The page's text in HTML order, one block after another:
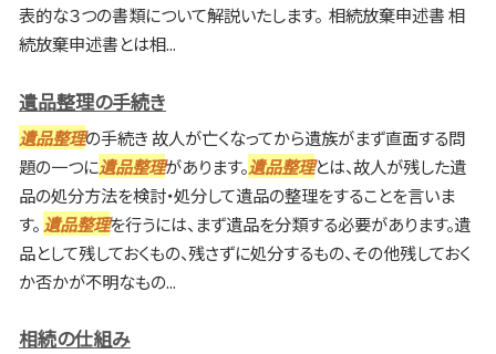
表的な３つの書類について解説いたします。 相続放棄申述書 相
続放棄申述書とは相...
遺品整理の手続き
遺品整理の手続き 故人が亡くなってから遺族がまず直面する問
題の一つに遺品整理があります。遺品整理とは、故人が残した遺
品の処分方法を検討・処分して遺品の整理をすることを言いま
す。 遺品整理を行うには、まず遺品を分類する必要があります。遺
品として残しておくもの、残さずに処分するもの、その他残しておく
か否かが不明なもの...
相続の仕組み